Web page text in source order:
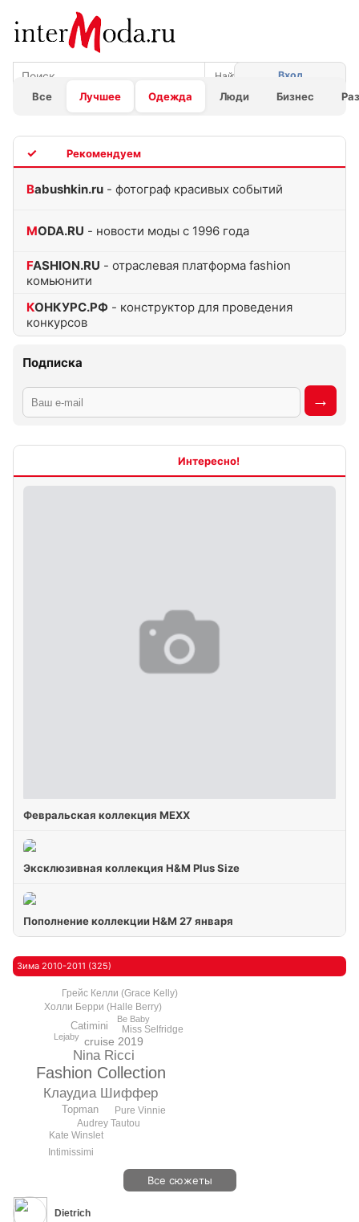
Все Лучшее Одежда Люди Бизнес
Вход
Babushkin.ru - фотограф красивых событий
MODA.RU - новости моды с 1996 года
FASHION.RU - отраслевая платформа fashion
комьюнити
КОНКУРС.РФ - конструктор для проведения
конкурсов
Подписка
Февральская коллекция МЕХХ
Эксклюзивная коллекция H&M Plus Size
Пополнение коллекции H&M 27 января
Зима 2010-2011 (325)
Fashion Collection
Nina Ricci
Клаудиа Шиффер
cruise 2019
Topman
Catimini
Audrey Tautou
Холли Берри (Halle Berry)
Pure Vinnie
Kate Winslet
Miss Selfridge
Intimissimi
Грейс Келли (Grace Kelly)
Be Baby
Lejaby
Все сюжеты
Dietrich